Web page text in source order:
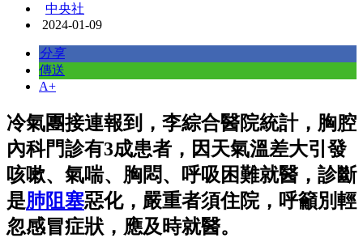
中央社
2024-01-09
分享
傳送
A+
冷氣團接連報到，李綜合醫院統計，胸腔
內科門診有3成患者，因天氣溫差大引發
咳嗽、氣喘、胸悶、呼吸困難就醫，診斷
是肺阻塞惡化，嚴重者須住院，呼籲別輕
忽感冒症狀，應及時就醫。